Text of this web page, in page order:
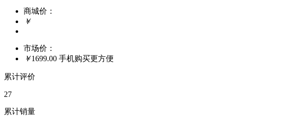
商城价：
￥
市场价：
￥1699.00 手机购买更方便
累计评价
27
累计销量